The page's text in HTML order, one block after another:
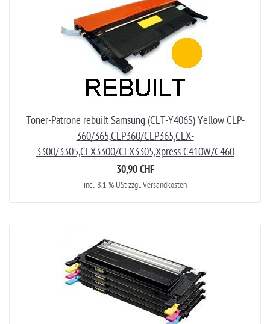
Toner-Patrone rebuilt Samsung (CLT-Y406S) Yellow CLP-
360/365,CLP360/CLP365,CLX-
3300/3305,CLX3300/CLX3305,Xpress C410W/C460
30,90 CHF
incl. 8.1 % USt zzgl. Versandkosten